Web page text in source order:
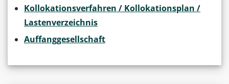
Kollokationsverfahren / Kollokationsplan /
Lastenverzeichnis
Auffanggesellschaft